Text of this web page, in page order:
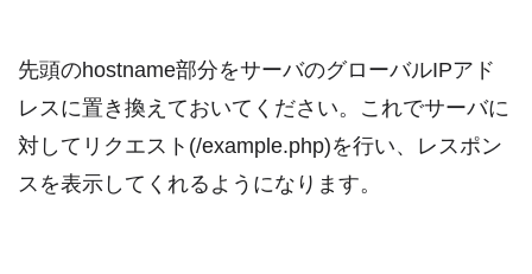
先頭のhostname部分をサーバのグローバルIPアド
レスに置き換えておいてください。これでサーバに
対してリクエスト(/example.php)を行い、レスポン
スを表示してくれるようになります。